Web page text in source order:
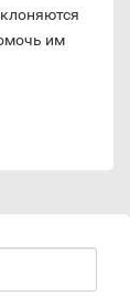
им